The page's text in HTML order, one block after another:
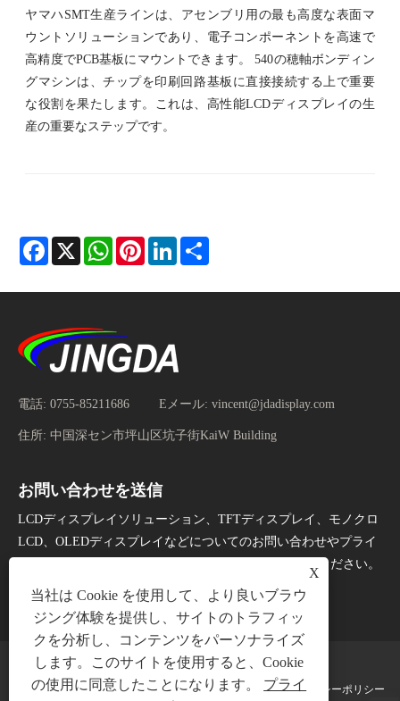
ヤマハSMT生産ラインは、アセンブリ用の最も高度な表面マ
ウントソリューションであり、電子コンポーネントを高速で
高精度でPCB基板にマウントできます。 540の穂軸ボンディン
グマシンは、チップを印刷回路基板に直接接続する上で重要
な役割を果たします。これは、高性能LCDディスプレイの生
産の重要なステップです。
Facebook
X WhatsAppPinterestLinkedIn
電話: 0755-85211686 Eメール: vincent@jdadisplay.com
住所: 中国深セン市坪山区坑子街KaiW Building
お問い合わせを送信
LCDディスプレイソリューション、TFTディスプレイ、モノクロ
LCD、OLEDディスプレイなどについてのお問い合わせやプライ
スリストについては、24時間以内にメールをお知らせください。
今すぐお問い合わせ
Links Sitemap RSS XML プライバシーポリシー
X
当社は Cookie を使用して、より良いブラウ
ジング体験を提供し、サイトのトラフィッ
クを分析し、コンテンツをパーソナライズ
します。このサイトを使用すると、Cookie
の使用に同意したことになります。 プライ